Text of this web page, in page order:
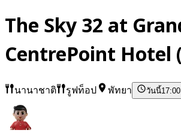
The Sky 32 at
CentrePoint Hotel
นานาชาติ รูฟท็อป พัทยา วันนี้